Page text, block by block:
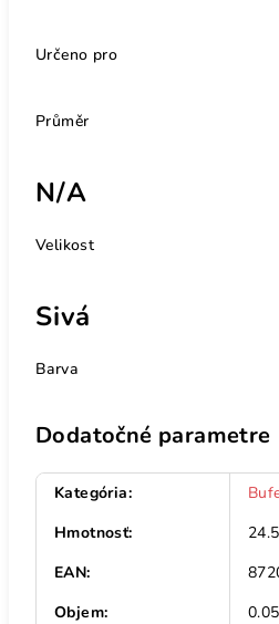
Určeno pro
Průměr
N/A
Velikost
Sivá
Barva
Dodatočné parametre
Kategória:
Hmotnosť:
EAN:
Objem: